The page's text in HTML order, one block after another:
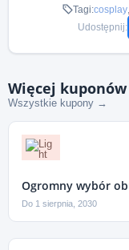
Tagi:cosplay,
Udostępnij:
Więcej
Wszystkie kupony →
Ogromny wybór
Do 1 sierpnia, 2030